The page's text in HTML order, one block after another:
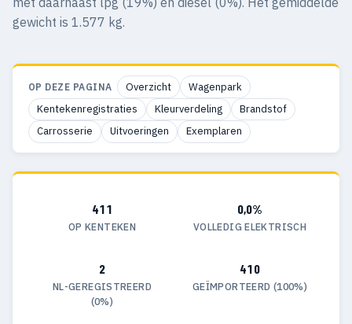
gewicht is 1.577 kg.
OP DEZE PAGINA Overzicht
Wagenpark
Kentekenregistraties
Kleurverdeling
Brandstof
Carrosserie
Uitvoeringen Exemplaren
411
OP KENTEKEN
0,0%
VOLLEDIG ELEKTRISCH
2
NL-GEREGISTREERD
(0%)
410
GEÏMPORTEERD (100%)